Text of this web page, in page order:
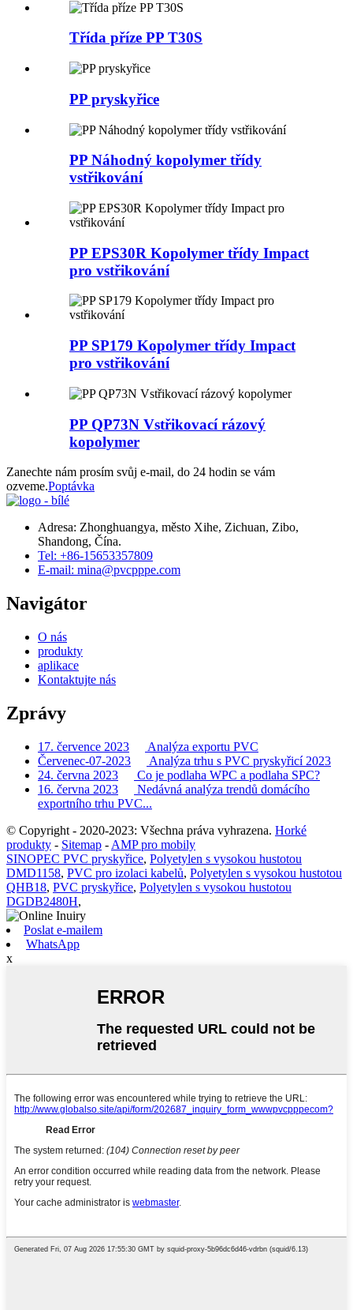
Třída příze PP T30S
PP pryskyřice
PP Náhodný kopolymer třídy
vstřikování
PP EPS30R Kopolymer třídy Impact
pro vstřikování
PP SP179 Kopolymer třídy Impact
pro vstřikování
PP QP73N Vstřikovací rázový
kopolymer
Zanechte nám prosím svůj e-mail, do 24 hodin se vám
ozveme.Poptávka
Adresa: Zhonghuangya, město Xihe, Zichuan, Zibo,
Shandong, Čína.
Tel: +86-15653357809
E-mail: mina@pvcpppe.com
Navigátor
O nás
produkty
aplikace
Kontaktujte nás
Zprávy
17. července 2023
Analýza exportu PVC
Červenec-07-2023
Analýza trhu s PVC pryskyřicí 2023
24. června 2023
Co je podlaha WPC a podlaha SPC?
16. června 2023
Nedávná analýza trendů domácího
exportního trhu PVC...
© Copyright - 2020-2023: Všechna práva vyhrazena. Horké
produkty - Sitemap - AMP pro mobily
SINOPEC PVC pryskyřice, Polyetylen s vysokou hustotou
DMD1158, PVC pro izolaci kabelů, Polyetylen s vysokou hustotou
QHB18, PVC pryskyřice, Polyetylen s vysokou hustotou
DGDB2480H,
Poslat e-mailem
WhatsApp
x